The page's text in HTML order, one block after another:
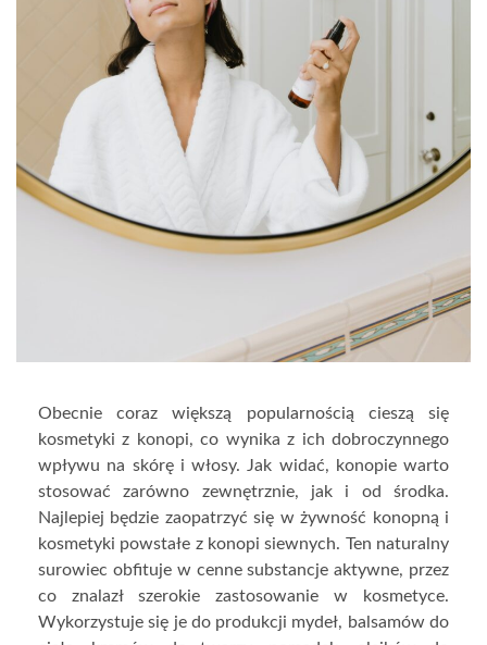
Obecnie coraz większą popularnością cieszą się
kosmetyki z konopi, co wynika z ich dobroczynnego
wpływu na skórę i włosy. Jak widać, konopie warto
stosować zarówno zewnętrznie, jak i od środka.
Najlepiej będzie zaopatrzyć się w żywność konopną i
kosmetyki powstałe z konopi siewnych. Ten naturalny
surowiec obfituje w cenne substancje aktywne, przez
co znalazł szerokie zastosowanie w kosmetyce.
Wykorzystuje się je do produkcji mydeł, balsamów do